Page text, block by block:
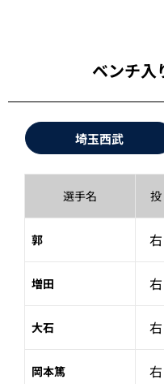
ベンチ入
埼玉西武
選手名 投
郭 右
増田 右
大石 右
岡本篤 右